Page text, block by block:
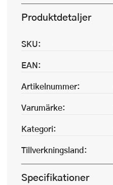
Produktdetaljer
SKU:
EAN:
Artikelnummer:
Varumärke:
Kategori:
Tillverkningsland:
Specifikationer